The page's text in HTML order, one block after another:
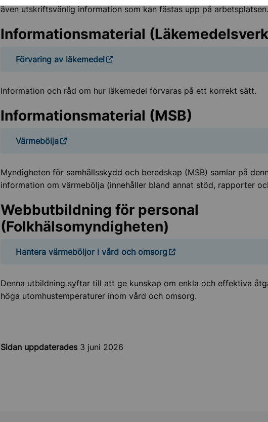
även utskriftsvänlig information som kan fästas upp på arbetsplatsen.
Informationsmaterial
Förvaring av läkemedel
Information och råd om hur läkemedel förvaras på ett korrekt sätt.
Informationsmaterial (MSB)
Värmebölja
Myndigheten för samhällsskydd och beredskap (MSB) samlar på
information om värmebölja (innehåller bland annat stöd, rapporter
Webbutbildning för personal
(Folkhälsomyndigheten)
Hantera värmeböljor i vård och omsorg
Denna utbildning syftar till att ge kunskap om enkla och effektiva
höga utomhustemperaturer inom vård och omsorg.
Sidan uppdaterades 3 juni 2026